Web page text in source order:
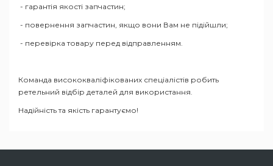
- гарантія якості запчастин;
- повернення запчастин, якщо вони Вам не підійшли;
- перевірка товару перед відправленням.
Команда висококваліфікованих спеціалістів робить
ретельний відбір деталей для використання.
Надійність та якість гарантуємо!